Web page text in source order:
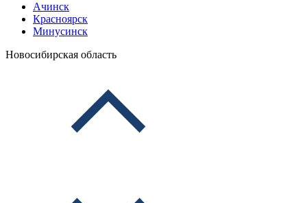
Ачинск
Красноярск
Минусинск
Новосибирская область